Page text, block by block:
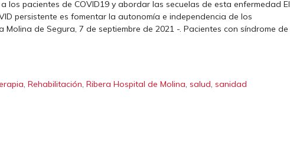
los pacientes de COVID19 y abordar las secuelas de esta enfermedad El
persistente es fomentar la autonomía e independencia de los
Molina de Segura, 7 de septiembre de 2021 -. Pacientes con síndrome de
,Rehabilitación,Ribera Hospital de Molina, salud, sanidad